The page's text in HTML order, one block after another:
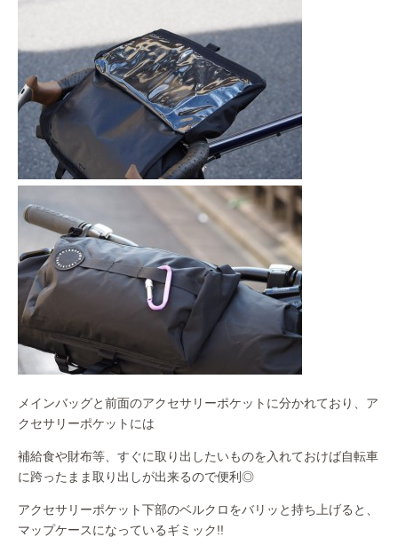
メインバッグと前面のアクセサリーポケットに分かれており、ア
クセサリーポケットには
補給食や財布等、すぐに取り出したいものを入れておけば自転車
に跨ったまま取り出しが出来るので便利◎
アクセサリーポケット下部のベルクロをバリッと持ち上げると、
マップケースになっているギミック!!